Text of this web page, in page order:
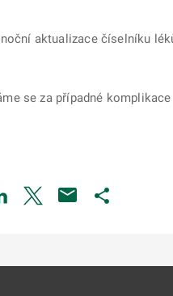
aktualizace číselníku
se za případné komplikace
se otevře na nové kartě
Odkaz se otevře na nové
Odkaz se otevře na